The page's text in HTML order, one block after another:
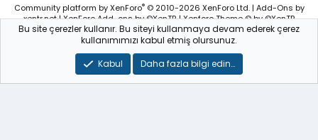
Community platform by XenForo® © 2010-2026 XenForo Ltd.| Add-Ons by
xentr.net |XenForo Add-onsby ©XenTR|Xenforo Theme© by ©XenTR
Sitemiz bünyesindeki içerikleri izinsiz kullananlar hakkında T.C.K
kanun ve yönetmeliklerine göre yasal işlem başlatılacağını
alandan yazılı olarak beyan ederiz!
WebmasterForum.NET – Tüm Hakları Saklıdır © 2025-2026
Bu site çerezler kullanır. Bu siteyi kullanmaya devam ederek çerez
kullanımımızı kabul etmiş olursunuz.
Kabul
Daha fazla bilgi edin…